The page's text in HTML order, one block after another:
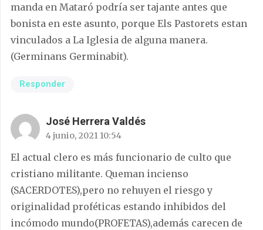
manda en Mataró podría ser tajante antes que
bonista en este asunto, porque Els Pastorets estan
vinculados a La Iglesia de alguna manera.
(Germinans Germinabit).
Responder
José Herrera Valdés
4 junio, 2021 10:54
El actual clero es más funcionario de culto que
cristiano militante. Queman incienso
(SACERDOTES),pero no rehuyen el riesgo y
originalidad proféticas estando inhibidos del
incómodo mundo(PROFETAS),además carecen de